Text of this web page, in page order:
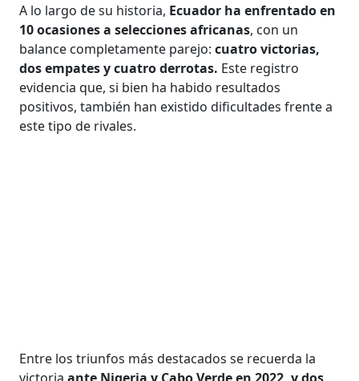
A lo largo de su historia, Ecuador ha enfrentado en
10 ocasiones a selecciones africanas, con un
balance completamente parejo:cuatro victorias,
dos empates y cuatro derrotas. Este registro
evidencia que, si bien ha habido resultados
positivos, también han existido dificultades frente a
este tipo de rivales.
Entre los triunfos más destacados se recuerda la